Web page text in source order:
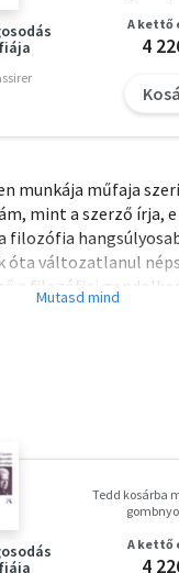
A kettő
4
munkája műfaja
mint a szerző írja, e
filozófia
óta változatlanul
a filozófiai
segítségével
Tedd kosárba
A kettő
4